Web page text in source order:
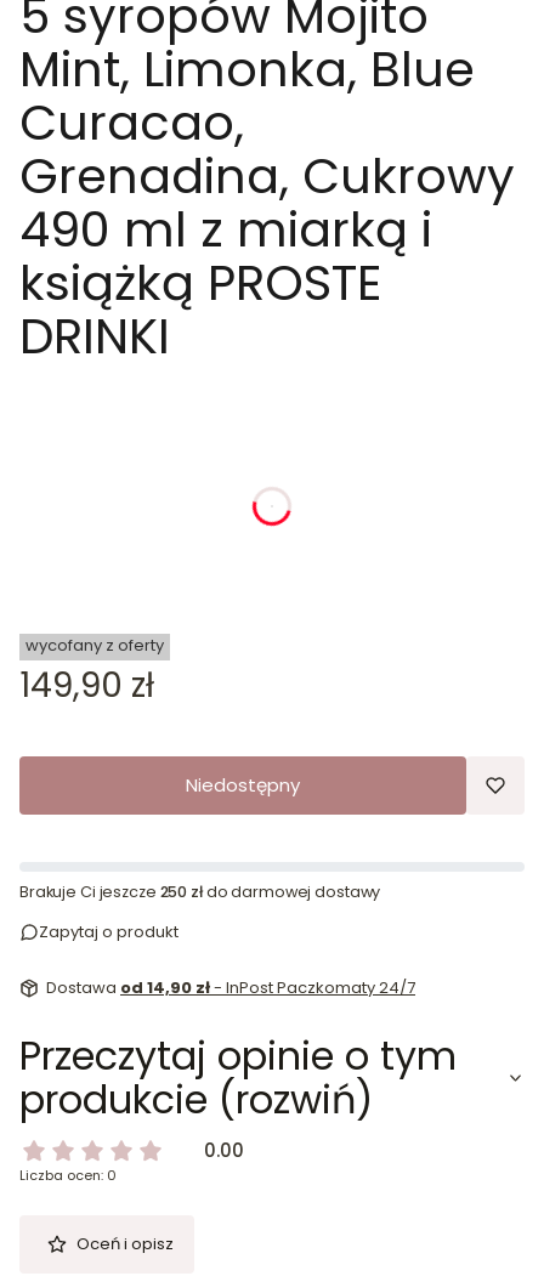
5 syropów Mojito
Mint, Limonka, Blue
Curacao,
Grenadina, Cukrowy
490 ml z miarką i
książką PROSTE
DRINKI
godziny
wycofany z oferty
Cena
149,90 zł
Niedostępny
Brakuje Ci jeszcze 250 złdo darmowej dostawy
Zapytaj o produkt
Dostawa od 14,90 zł- InPost Paczkomaty 24/7
Przeczytaj opinie o tym
produkcie (rozwiń)
0.00
Liczba ocen: 0
Oceń i opisz